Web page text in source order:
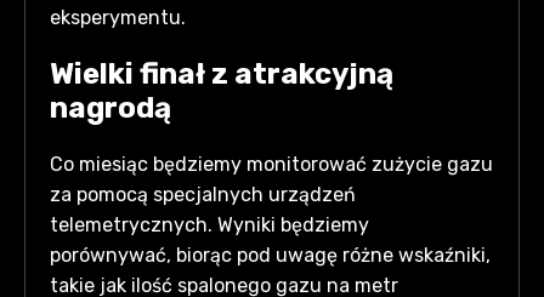
eksperymentu.
Wielki finał z atrakcyjną
nagrodą
Co miesiąc będziemy monitorować zużycie gazu
za pomocą specjalnych urządzeń
telemetrycznych. Wyniki będziemy
porównywać, biorąc pod uwagę różne wskaźniki,
takie jak ilość spalonego gazu na metr